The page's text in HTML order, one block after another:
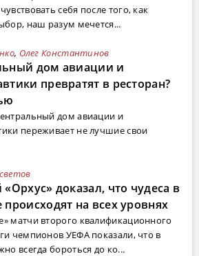
себя после того, как
наш разум мечется...
, Олег Константинов
дом авиации и
превратят в ресторан?
дом авиации и
переживает не лучшие свои
доказал, что чудеса в
происходят на всех уровнях
матчи второго квалификационного
чемпионов УЕФА показали, что в
всегда бороться до ко...